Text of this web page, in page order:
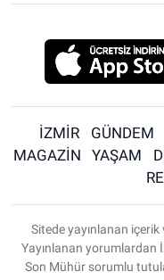
İZMİR GÜNDEM
MAGAZİN
YAŞAM
Sitede yayınlanan
Yayınlanan yorumlardan
Son Mühür sorumlu